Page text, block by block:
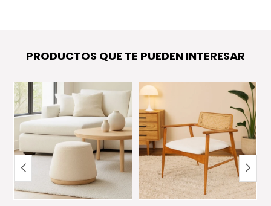
PRODUCTOS QUE TE PUEDEN INTERESAR